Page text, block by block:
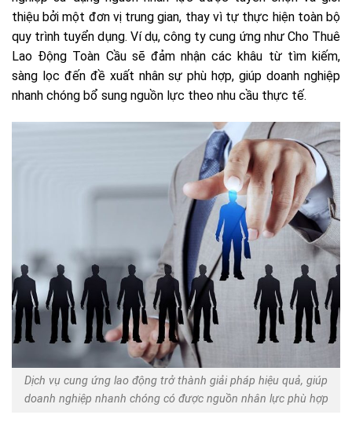
thiệu bởi một đơn vị trung gian, thay vì tự thực hiện toàn bộ
quy trình tuyển dụng. Ví dụ, công ty cung ứng như Cho Thuê
Lao Động Toàn Cầu sẽ đảm nhận các khâu từ tìm kiếm,
sàng lọc đến đề xuất nhân sự phù hợp, giúp doanh nghiệp
nhanh chóng bổ sung nguồn lực theo nhu cầu thực tế.
Dịch vụ cung ứng lao động trở thành giải pháp hiệu quả, giúp
doanh nghiệp nhanh chóng có được nguồn nhân lực phù hợp